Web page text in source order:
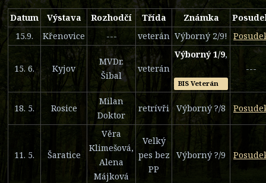
Datum Výstava Rozhodčí Třída Známka
15.9.
Křenovice --- veterán Výborný 2/9!
15. 6. Kyjov
MVDr.
Šibal
veterán
Výborný 1/9,
BIS Veterán
---
18. 5. Rosice
Milan
Doktor
retrívři Výborný ?/8
11. 5. Šaratice
Věra
Klimešová,
Alena
Májková
Velký
pes bez
PP
Výborný ?/9